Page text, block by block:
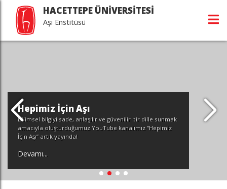
HACETTEPE ÜNİVERSİTESİ
Aşı Enstitüsü
Hepimiz İçin Aşı
Bilimsel bilgiyi sade, anlaşılır ve güvenilir bir dille sunmak
amacıyla oluşturduğumuz YouTube kanalımız “Hepimiz
İçin Aşı” artık yayında!
Devamı...